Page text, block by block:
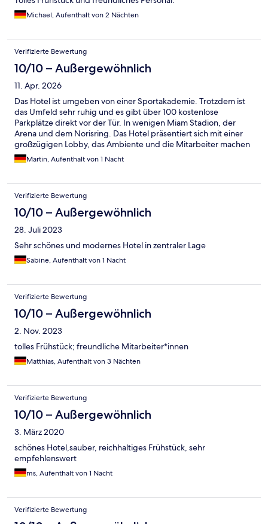
Michael, Aufenthalt von 2 Nächten
Verifizierte Bewertung
10/10 – Außergewöhnlich
11. Apr. 2026
Das Hotel ist umgeben von einer Sportakademie. Trotzdem ist
das Umfeld sehr ruhig und es gibt über 100 kostenlose
Parkplätze direkt vor der Tür. In wenigen Miam Stadion, der
Arena und dem Norisring. Das Hotel präsentiert sich mit einer
großzügigen Lobby, das Ambiente und die Mitarbeiter machen
einen freundlichen Eindruck. Unser Zimmer war überaus
geräumig und verfügte sogar über eine Liebesschaukel. Die
Comedy, einfach klasse. Das Frühstück ist völlig in Ordnung. Wir
kommen gern wieder.
Martin, Aufenthalt von 1 Nacht
Verifizierte Bewertung
10/10 – Außergewöhnlich
28. Juli 2023
Sehr schönes und modernes Hotel in zentraler Lage
Sabine, Aufenthalt von 1 Nacht
Verifizierte Bewertung
10/10 – Außergewöhnlich
2. Nov. 2023
tolles Frühstück; freundliche Mitarbeiter*innen
Matthias, Aufenthalt von 3 Nächten
Verifizierte Bewertung
10/10 – Außergewöhnlich
3. März 2020
schönes Hotel,sauber, reichhaltiges Frühstück, sehr
empfehlenswert
ms, Aufenthalt von 1 Nacht
Verifizierte Bewertung